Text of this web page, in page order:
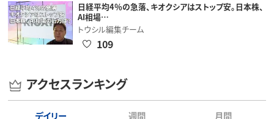
日経平均4％の急落、キオクシアはストップ安。日本株、
AI相場…
トウシル編集チーム
109
アクセスランキング
デイリー 週間 月間